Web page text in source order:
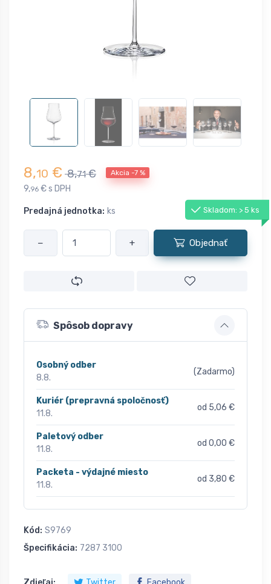
8,10 € 8,71€ Akcia -7 %
9,96 € s DPH
Predajná jednotka: ks Skladom: > 5 ks
− + Objednať
Spôsob dopravy
Osobný odber
8.8.
(Zadarmo)
Kuriér (prepravná spoločnosť)
11.8.
od 5,06 €
Paletový odber
11.8.
od 0,00 €
Packeta - výdajné miesto
11.8.
od 3,80 €
Kód: S9769
Špecifikácia: 7287 3100